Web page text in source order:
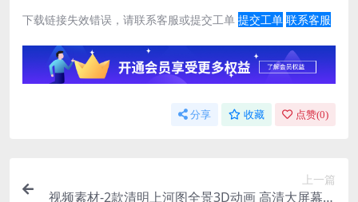
下载链接失效错误，请联系客服或提交工单 提交工单 联系客服
分享 收藏 点赞(0)
上一篇
视频素材-2款清明上河图全景3D动画 高清大屏幕背